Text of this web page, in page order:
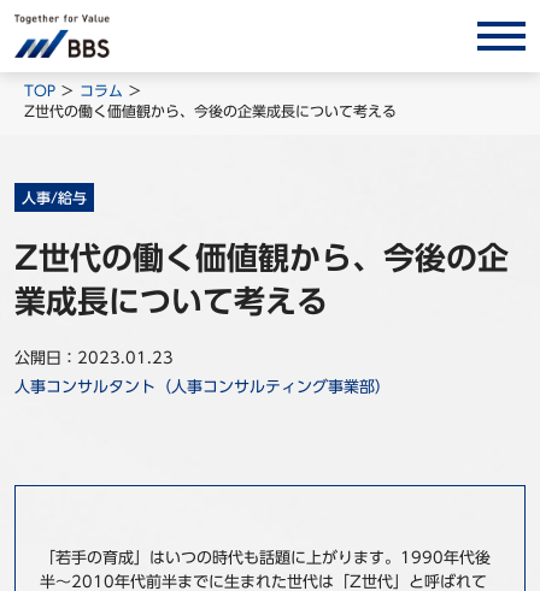
サービス/ソリューション
インサイト
コラム
調査レポート
事例
TOP
コラム
Z世代の働く価値観から、今後の企業成長について考える
人事/給与
Z世代の働く価値観から、今後の企
業成長について考える
公開日：2023.01.23
人事コンサルタント（人事コンサルティング事業部）
「若手の育成」はいつの時代も話題に上がります。1990年代後
半～2010年代前半までに生まれた世代は「Z世代」と呼ばれて